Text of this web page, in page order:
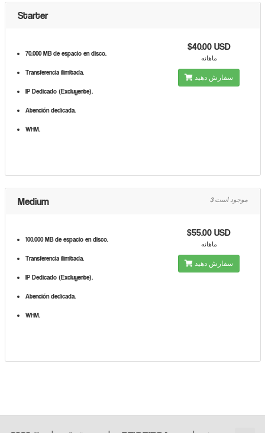
Starter
70.000 MB de espacio en disco.
Transferencia ilimitada.
IP Dedicado (Excluyente).
Atención dedicada.
WHM.
$40.00 USD
ماهانه
سفارش دهید
Medium 3 موجود است
100.000 MB de espacio en disco.
Transferencia ilimitada.
IP Dedicado (Excluyente).
Atención dedicada.
WHM.
$55.00 USD
ماهانه
سفارش دهید